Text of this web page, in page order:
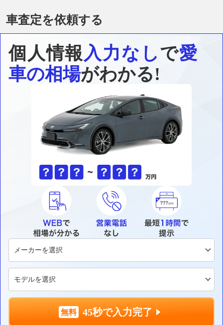
車査定を依頼する
個人情報 入力なしで愛
車の相場がわかる!
45秒で入力完了